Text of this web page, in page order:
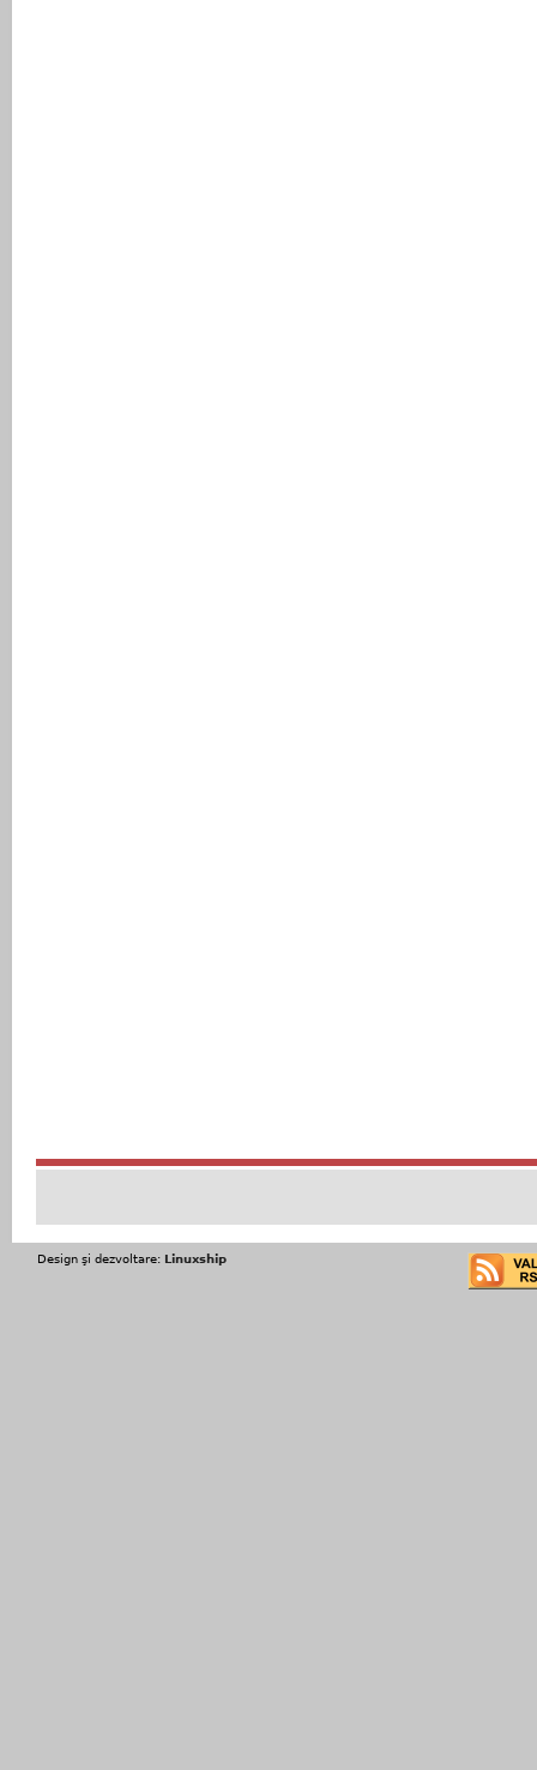
Design şi dezvoltare: Linuxship